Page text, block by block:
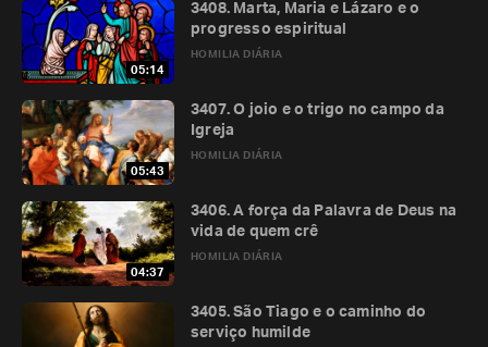
05:14
HOMILIA DIÁRIA
3408. Marta, Maria e Lázaro e o
progresso espiritual
05:43
HOMILIA DIÁRIA
3407. O joio e o trigo no campo da
Igreja
04:37
HOMILIA DIÁRIA
3406. A força da Palavra de Deus na
vida de quem crê
3405. São Tiago e o caminho do
serviço humilde